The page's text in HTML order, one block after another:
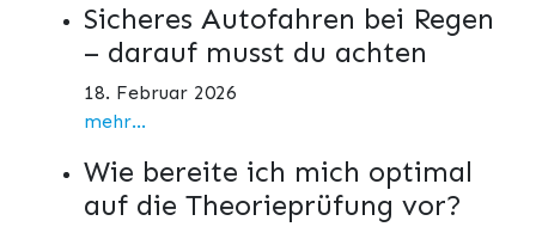
Sicheres Autofahren bei Regen
– darauf musst du achten
18. Februar 2026
mehr...
Wie bereite ich mich optimal
auf die Theorieprüfung vor?